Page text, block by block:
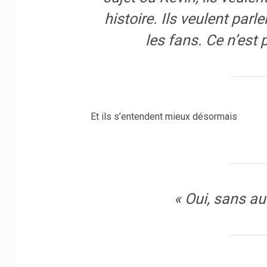
histoire. Ils veulent
les fans. Ce n’est
Et ils s’entendent mieux désormais
« Oui, sans